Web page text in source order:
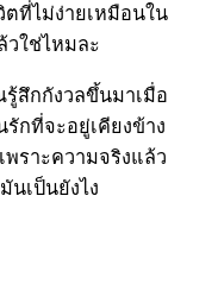
ที่ไม่ง่ายเหมือนใน
วใช่ไหมละ
สึกกังวลขึ้นมาเมื่อ
กที่จะอยู่เคียงข้าง
ราะความจริงแล้ว
นเป็นยังไง